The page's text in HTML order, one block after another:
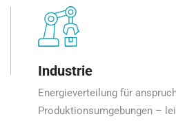
Industrie
Energieverteilung für
Produktionsumgebungen –